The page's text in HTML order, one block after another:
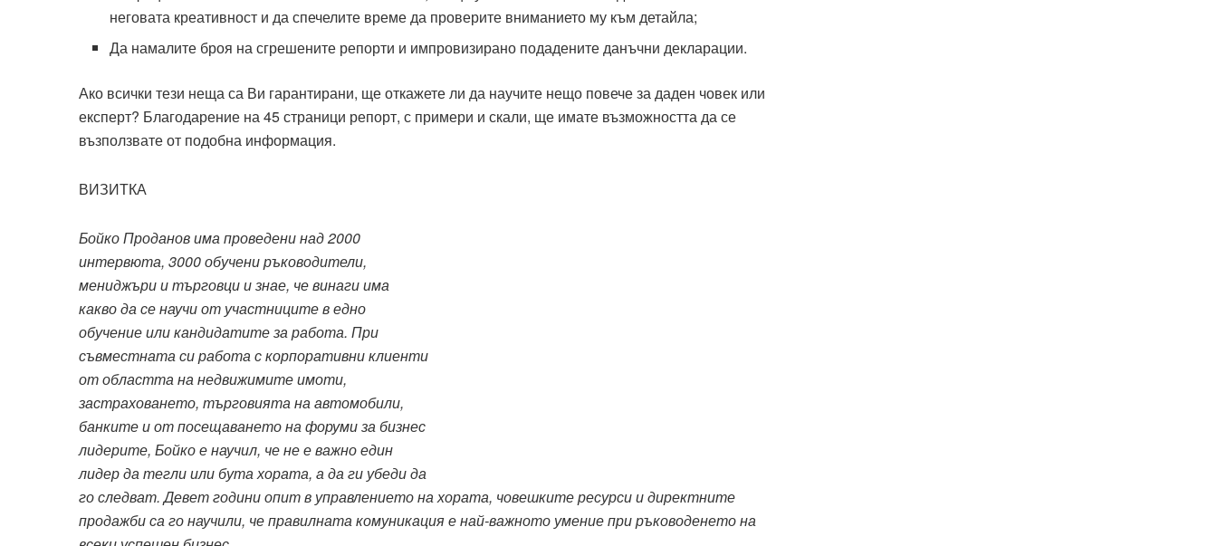
неговата креативност и да спечелите време да проверите вниманието му към детайла;
Да намалите броя на сгрешените репорти и импровизирано подадените данъчни декларации.
Ако всички тези неща са Ви гарантирани, ще откажете ли да научите нещо повече за даден човек или
експерт? Благодарение на 45 страници репорт, с примери и скали, ще имате възможността да се
възползвате от подобна информация.
ВИЗИТКА
Бойко Проданов има проведени над 2000
интервюта, 3000 обучени ръководители,
мениджъри и търговци и знае, че винаги има
какво да се научи от участниците в едно
обучение или кандидатите за работа. При
съвместната си работа с корпоративни клиенти
от областта на недвижимите имоти,
застраховането, търговията на автомобили,
банките и от посещаването на форуми за бизнес
лидерите, Бойко е научил, че не е важно един
лидер да тегли или бута хората, а да ги убеди да
го следват. Девет години опит в управлението на хората, човешките ресурси и директните
продажби са го научили, че правилната комуникация е най-­важното умение при ръководенето на